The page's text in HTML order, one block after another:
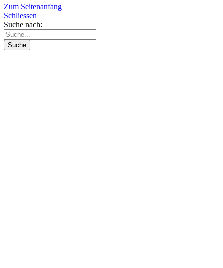
Zum Seitenanfang
Schliessen
Suche nach: